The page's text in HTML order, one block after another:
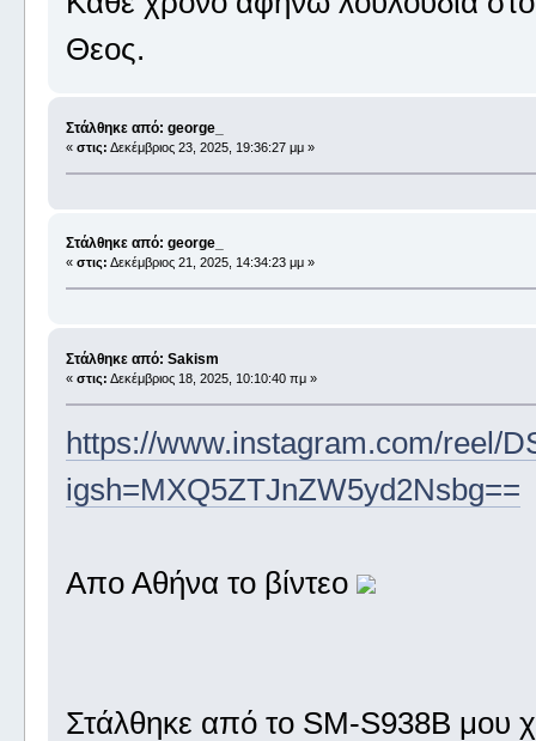
Θεος.
Στάλθηκε από: george_
« στις: Δεκέμβριος 23, 2025, 19:36:27 μμ »
Στάλθηκε από: george_
« στις: Δεκέμβριος 21, 2025, 14:34:23 μμ »
Στάλθηκε από: Sakism
« στις: Δεκέμβριος 18, 2025, 10:10:40 πμ »
https://www.instagram.com/reel/
igsh=MXQ5ZTJnZW5yd2Nsbg==
Απο Αθήνα το βίντεο
Στάλθηκε από το SM-S938B μου